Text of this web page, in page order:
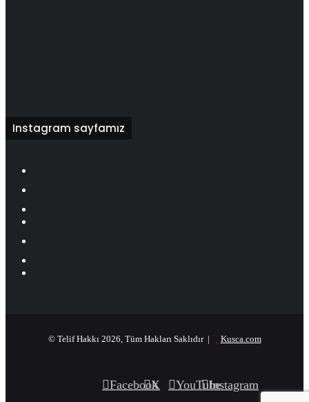
Instagram sayfamız
© Telif Hakkı 2026, Tüm Hakları Saklıdır | Kusca.com
Facebook
X YouTubeInstagram